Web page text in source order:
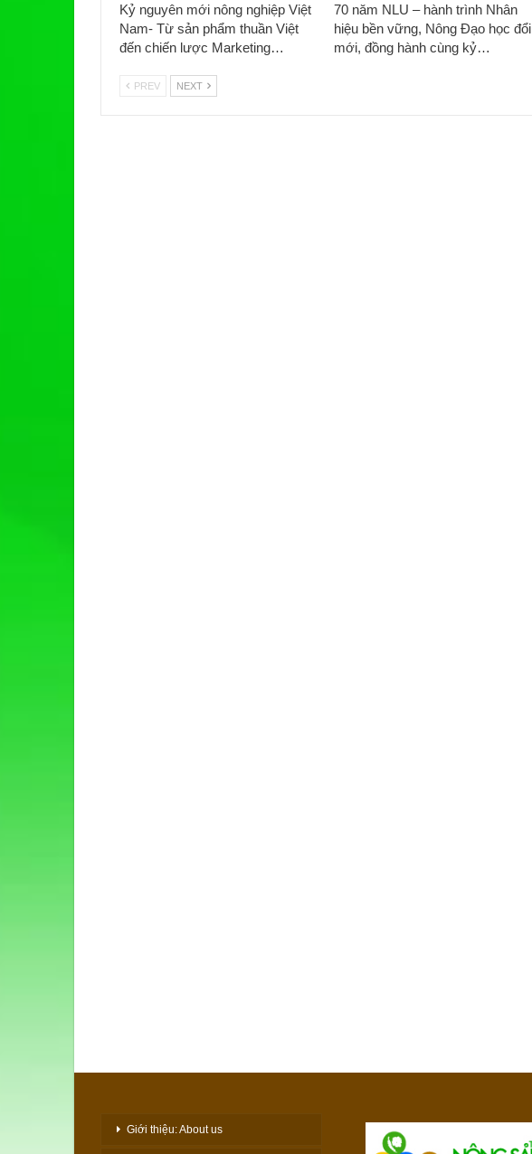
Kỷ nguyên mới nông nghiệp Việt
Nam- Từ sản phẩm thuần Việt
đến chiến lược Marketing…
70 năm NLU – hành trình Nhân
hiệu bền vững, Nông Đạo học đổi
mới, đồng hành cùng kỷ…
PREV NEXT
Giới thiệu: About us